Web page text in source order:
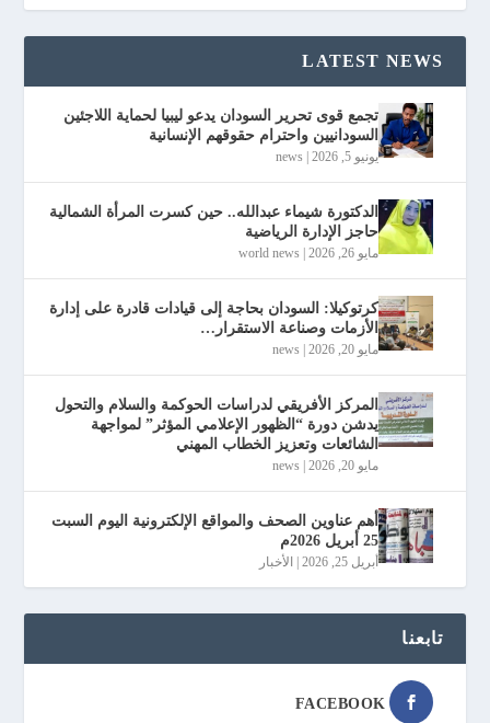
LATEST NEWS
تجمع قوى تحرير السودان يدعو ليبيا لحماية اللاجئين
السودانيين واحترام حقوقهم الإنسانية
يونيو 5, 2026 |
news
الدكتورة شيماء عبدالله.. حين كسرت المرأة الشمالية
حاجز الإدارة الرياضية
مايو 26, 2026 |
world news
كرتوكيلا: السودان بحاجة إلى قيادات قادرة على إدارة
الأزمات وصناعة الاستقرار…
مايو 20, 2026 |
news
المركز الأفريقي لدراسات الحوكمة والسلام والتحول
يدشن دورة “الظهور الإعلامي المؤثر” لمواجهة
الشائعات وتعزيز الخطاب المهني
مايو 20, 2026 |
news
أهم عناوين الصحف والمواقع الإلكترونية اليوم السبت
25 أبريل 2026م
أبريل 25, 2026 | الأخبار
تابعنا
FACEBOOK